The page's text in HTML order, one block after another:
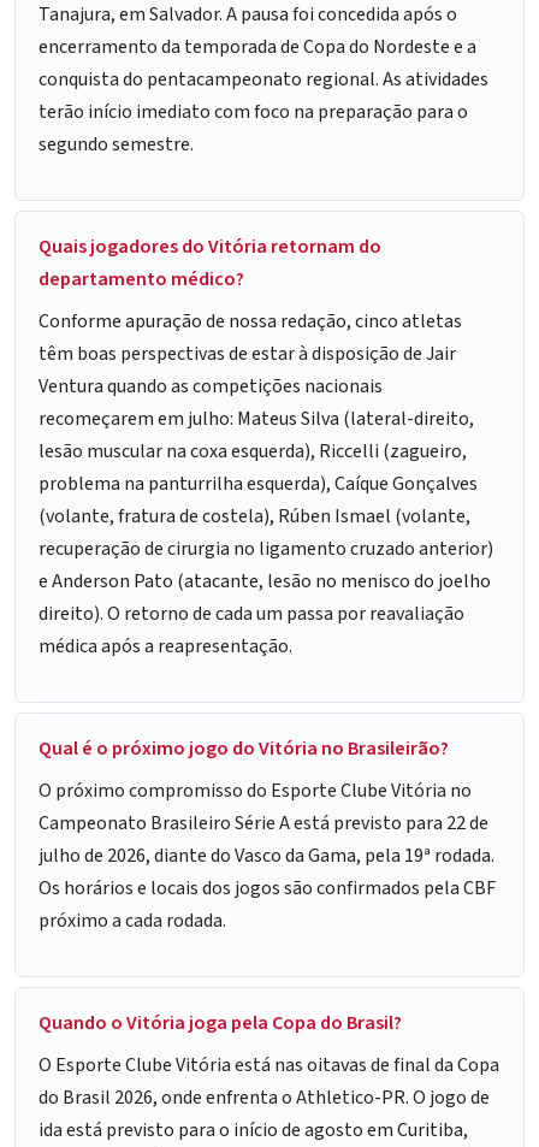
Tanajura, em Salvador. A pausa foi concedida após o
encerramento da temporada de Copa do Nordeste e a
conquista do pentacampeonato regional. As atividades
terão início imediato com foco na preparação para o
segundo semestre.
Quais jogadores do Vitória retornam do
departamento médico?
Conforme apuração de nossa redação, cinco atletas
têm boas perspectivas de estar à disposição de Jair
Ventura quando as competições nacionais
recomeçarem em julho: Mateus Silva (lateral-direito,
lesão muscular na coxa esquerda), Riccelli (zagueiro,
problema na panturrilha esquerda), Caíque Gonçalves
(volante, fratura de costela), Rúben Ismael (volante,
recuperação de cirurgia no ligamento cruzado anterior)
e Anderson Pato (atacante, lesão no menisco do joelho
direito). O retorno de cada um passa por reavaliação
médica após a reapresentação.
Qual é o próximo jogo do Vitória no Brasileirão?
O próximo compromisso do Esporte Clube Vitória no
Campeonato Brasileiro Série A está previsto para 22 de
julho de 2026, diante do Vasco da Gama, pela 19ª rodada.
Os horários e locais dos jogos são confirmados pela CBF
próximo a cada rodada.
Quando o Vitória joga pela Copa do Brasil?
O Esporte Clube Vitória está nas oitavas de final da Copa
do Brasil 2026, onde enfrenta o Athletico-PR. O jogo de
ida está previsto para o início de agosto em Curitiba,